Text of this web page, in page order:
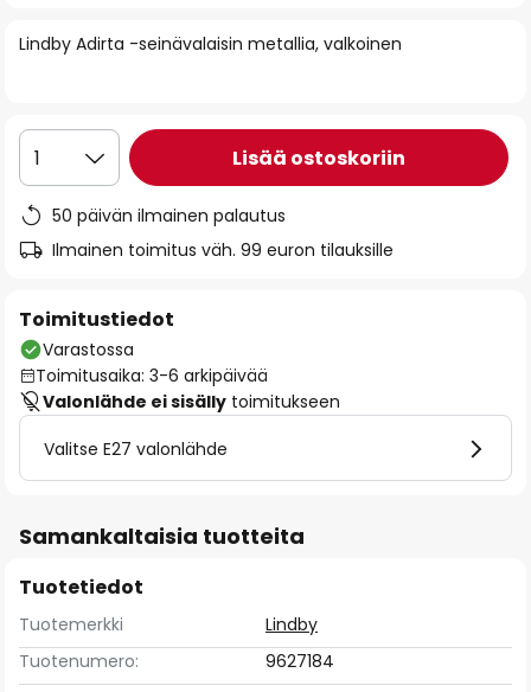
the
Lindby Adirta -seinävalaisin metallia, valkoinen
1 Lisää ostoskoriin
50 päivän ilmainen palautus
Ilmainen toimitus väh. 99 euron tilauksille
Toimitustiedot
Varastossa
Toimitusaika: 3-6 arkipäivää
Valonlähde ei sisälly toimitukseen
Valitse E27 valonlähde
Samankaltaisia tuotteita
Tuotetiedot
Tuotemerkki
Lindby
Tuotenumero:
9627184